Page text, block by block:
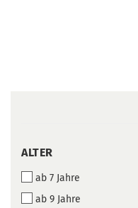
ALTER
ALTER
ab 7 Jahre
ab 9 Jahre